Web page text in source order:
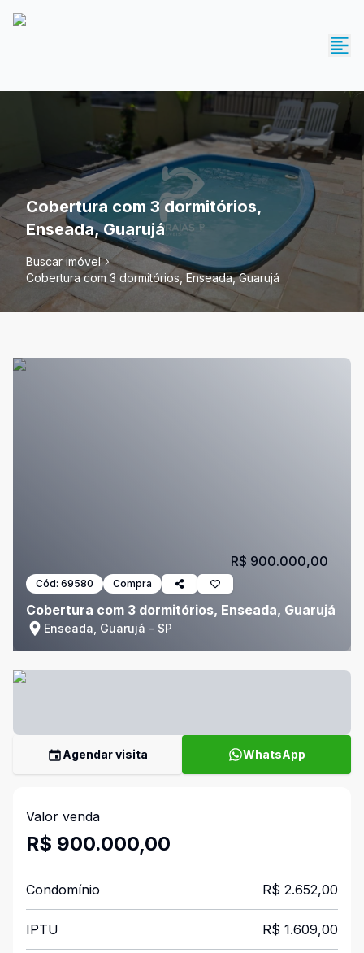
Cobertura com 3 dormitórios,
Enseada, Guarujá
Buscar imóvel
Cobertura com 3 dormitórios, Enseada, Guarujá
Cód: 69580 Compra
Cobertura com 3 dormitórios, Enseada, Guarujá
Enseada, Guarujá - SP
R$ 900.000,00
Agendar visita WhatsApp
Valor venda
R$ 900.000,00
Condomínio R$ 2.652,00
IPTU R$ 1.609,00